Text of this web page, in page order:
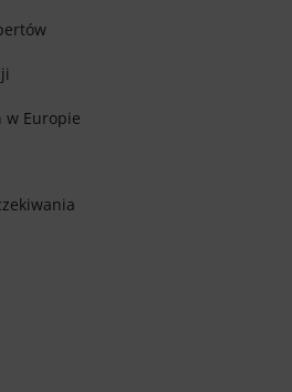
w Europie